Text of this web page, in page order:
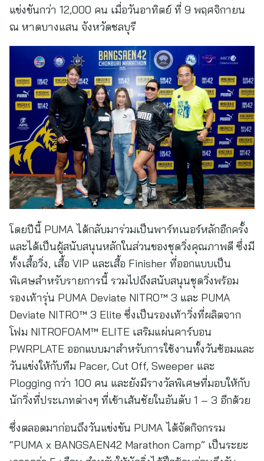
แข่งขันกว่า 12,000 คน เมื่อวันอาทิตย์ ที่ 9 พฤศจิกายน
ณ หาดบางแสน จังหวัดชลบุรี
โดยปีนี้ PUMA ได้กลับมาร่วมเป็นพาร์ทเนอร์หลักอีกครั้ง
และได้เป็นผู้สนับสนุนหลักในส่วนของชุดวิ่งคุณภาพดี ซึ่งมี
ทั้งเสื้อวิ่ง, เสื้อ VIP และเสื้อ Finisher ที่ออกแบบเป็น
พิเศษสำหรับรายการนี้ รวมไปถึงสนับสนุนชุดวิ่งพร้อม
รองเท้ารุ่น PUMA Deviate NITRO™ 3 และ PUMA
Deviate NITRO™ 3 Elite ซึ่งเป็นรองเท้าวิ่งที่ผลิตจาก
โฟม NITROFOAM™ ELITE เสริมแผ่นคาร์บอน
PWRPLATE ออกแบบมาสำหรับการใช้งานทั้งวันซ้อมและ
วันแข่งให้กับทีม Pacer, Cut Off, Sweeper และ
Plogging กว่า 100 คน และยังมีรางวัลพิเศษที่มอบให้กับ
นักวิ่งที่ประเภทต่างๆ ที่เข้าเส้นชัยในอันดับ 1 – 3 อีกด้วย
ซึ่งตลอดมาก่อนถึงวันแข่งขัน PUMA ได้จัดกิจกรรม
“PUMA x BANGSAEN42 Marathon Camp” เป็นระยะ